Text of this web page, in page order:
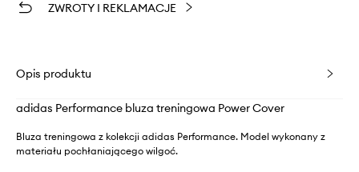
ZWROTY I REKLAMACJE
Opis produktu
adidas Performance bluza treningowa Power Cover
Bluza treningowa z kolekcji adidas Performance. Model wykonany z
materiału pochłaniającego wilgoć.